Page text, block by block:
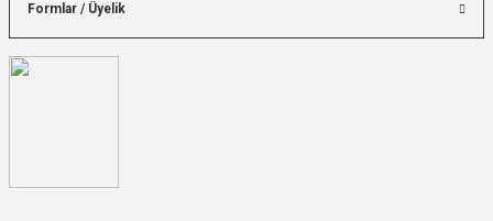
Formlar / Üyelik